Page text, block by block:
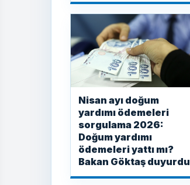
Nisan ayı doğum
yardımı ödemeleri
sorgulama 2026:
Doğum yardımı
ödemeleri yattı mı?
Bakan Göktaş duyurdu